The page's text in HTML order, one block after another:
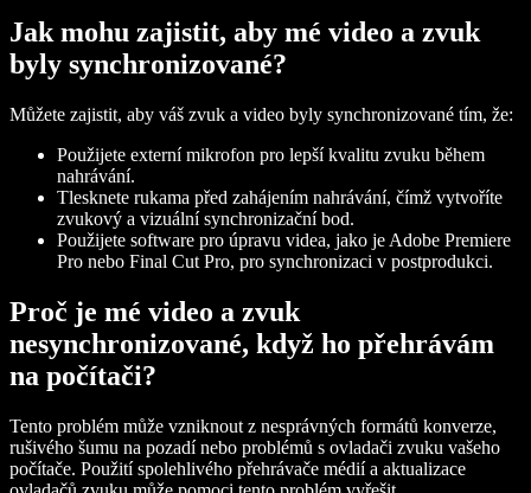
Jak mohu zajistit, aby mé video a zvuk
byly synchronizované?
Můžete zajistit, aby váš zvuk a video byly synchronizované tím, že:
Použijete externí mikrofon pro lepší kvalitu zvuku během
nahrávání.
Tlesknete rukama před zahájením nahrávání, čímž vytvoříte
zvukový a vizuální synchronizační bod.
Použijete software pro úpravu videa, jako je Adobe Premiere
Pro nebo Final Cut Pro, pro synchronizaci v postprodukci.
Proč je mé video a zvuk
nesynchronizované, když ho přehrávám
na počítači?
Tento problém může vzniknout z nesprávných formátů konverze,
rušivého šumu na pozadí nebo problémů s ovladači zvuku vašeho
počítače. Použití spolehlivého přehrávače médií a aktualizace